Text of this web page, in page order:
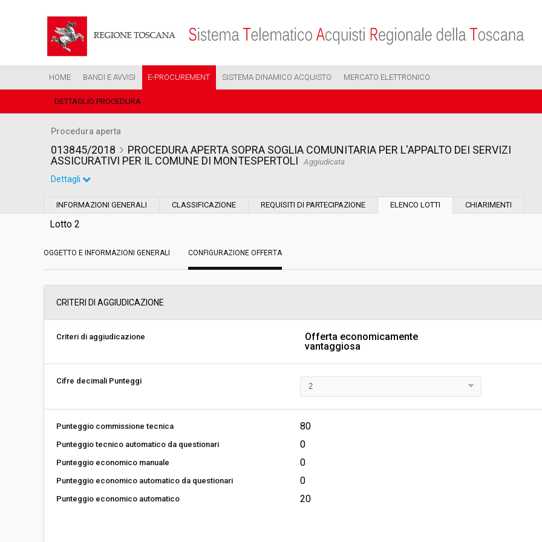
HOME BANDI E AVVISI E-PROCUREMENT SISTEMA DINAMICO ACQUISTO MERCATO ELETTRONICO
DETTAGLIO PROCEDURA
Procedura aperta
013845/2018
PROCEDURA APERTA SOPRA SOGLIA COMUNITARIA PER L'APPALTO DEI SERVIZI
ASSICURATIVI PER IL COMUNE DI MONTESPERTOLI
Aggiudicata
Tipo di contratto:
Data pubblicazione: 26/06/2018 17:48
Svolgimento: Gara in busta chiusa Valore stimato della procedura:
Dettagli
INFORMAZIONI GENERALI CLASSIFICAZIONE REQUISITI DI PARTECIPAZIONE ELENCO LOTTI CHIARIMENTI
Lotto 2
OGGETTO E INFORMAZIONI GENERALI CONFIGURAZIONE OFFERTA
CRITERI DI AGGIUDICAZIONE
Criteri di aggiudicazione
Offerta economicamente
vantaggiosa
Cifre decimali Punteggi
Punteggio commissione tecnica 80
Punteggio tecnico automatico da questionari 0
Punteggio economico manuale 0
Punteggio economico automatico da questionari 0
Punteggio economico automatico 20